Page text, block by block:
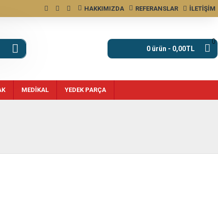
HAKKIMIZDA REFERANSLAR İLETIŞIM
0 ürün - 0,00TL
0
MEDIKAL YEDEK PARÇA